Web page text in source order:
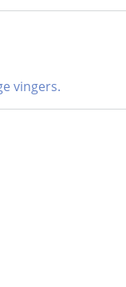
vingers.